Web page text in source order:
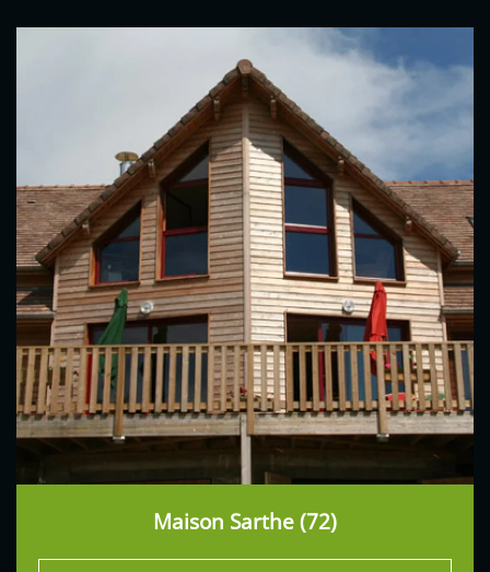
Maison Sarthe (72)